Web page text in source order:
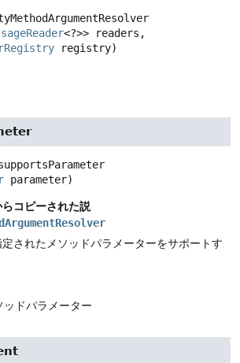
<?>> readers,
registry)
parameter)
コピーされた説
されたメソッドパラメーターをサポートす
ッドパラメーター